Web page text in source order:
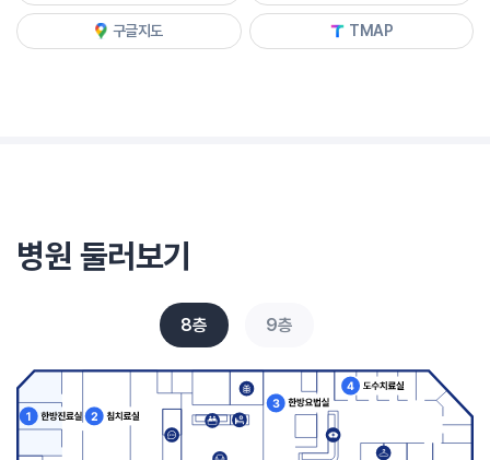
구글지도 TMAP
병원 둘러보기
8층 9층